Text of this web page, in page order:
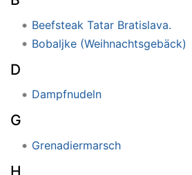
Beefsteak Tatar Bratislava.
Bobaljke (Weihnachtsgebäck)
D
Dampfnudeln
G
Grenadiermarsch
H